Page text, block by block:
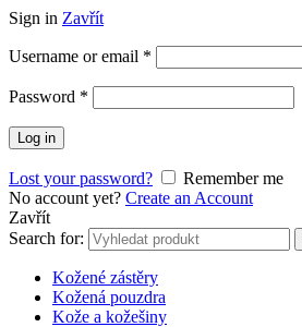
Sign in Zavřít
Username or email *
Password *
Log in
Lost your password?
Remember me
No account yet? Create an Account
Zavřít
Search for:
Kožené zástěry
Kožená pouzdra
Kože a kožešiny